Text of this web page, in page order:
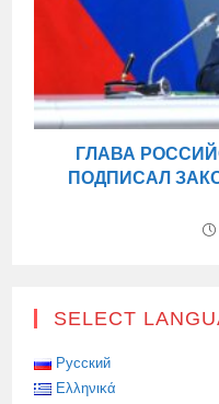
ГЛАВА
ПОДПИСАЛ
SELECT
Русский
Ελληνικά